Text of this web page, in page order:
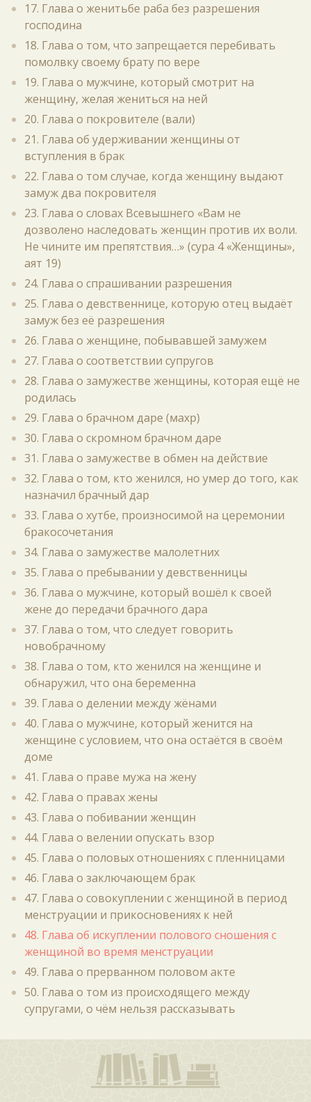
17. Глава о женитьбе раба без разрешения
господина
18. Глава о том, что запрещается перебивать
помолвку своему брату по вере
19. Глава о мужчине, который смотрит на
женщину, желая жениться на ней
20. Глава о покровителе (вали)
21. Глава об удерживании женщины от
вступления в брак
22. Глава о том случае, когда женщину выдают
замуж два покровителя
23. Глава о словах Всевышнего «Вам не
дозволено наследовать женщин против их воли.
Не чините им препятствия…» (сура 4 «Женщины»,
аят 19)
24. Глава о спрашивании разрешения
25. Глава о девственнице, которую отец выдаёт
замуж без её разрешения
26. Глава о женщине, побывавшей замужем
27. Глава о соответствии супругов
28. Глава о замужестве женщины, которая ещё не
родилась
29. Глава о брачном даре (махр)
30. Глава о скромном брачном даре
31. Глава о замужестве в обмен на действие
32. Глава о том, кто женился, но умер до того, как
назначил брачный дар
33. Глава о хутбе, произносимой на церемонии
бракосочетания
34. Глава о замужестве малолетних
35. Глава о пребывании у девственницы
36. Глава о мужчине, который вошёл к своей
жене до передачи брачного дара
37. Глава о том, что следует говорить
новобрачному
38. Глава о том, кто женился на женщине и
обнаружил, что она беременна
39. Глава о делении между жёнами
40. Глава о мужчине, который женится на
женщине с условием, что она остаётся в своём
доме
41. Глава о праве мужа на жену
42. Глава о правах жены
43. Глава о побивании женщин
44. Глава о велении опускать взор
45. Глава о половых отношениях с пленницами
46. Глава о заключающем брак
47. Глава о совокуплении с женщиной в период
менструации и прикосновениях к ней
48. Глава об искуплении полового сношения с
женщиной во время менструации
49. Глава о прерванном половом акте
50. Глава о том из происходящего между
супругами, о чём нельзя рассказывать